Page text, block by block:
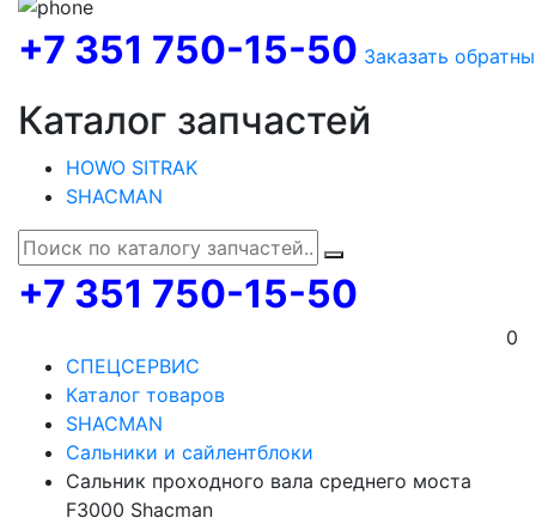
+7 351 750-15-50 Заказать
Каталог запчастей
HOWO SITRAK
SHACMAN
+7 351 750-15-50
0
СПЕЦСЕРВИС
Каталог товаров
SHACMAN
Сальники и сайлентблоки
Сальник проходного вала среднего моста
F3000 Shacman